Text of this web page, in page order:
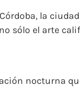
la
sólo el arte
nocturna